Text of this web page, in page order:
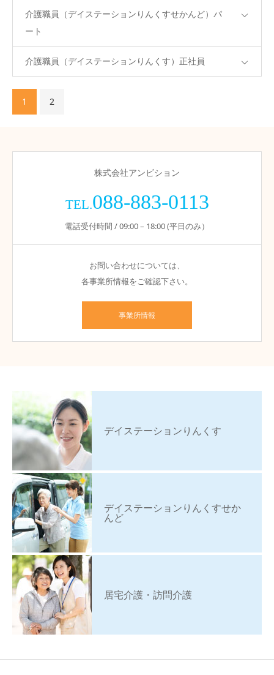
介護職員（デイステーションりんくすせかんど）パ
ート
介護職員（デイステーションりんくす）正社員
1 2
株式会社アンビション
TEL.088-883-0113
電話受付時間 / 09:00 – 18:00 (平日のみ）
お問い合わせについては、
各事業所情報をご確認下さい。
事業所情報
デイステーションりんくす
デイステーションりんくすせか
んど
居宅介護・訪問介護